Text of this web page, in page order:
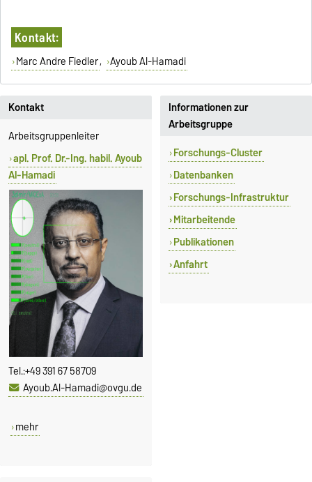
Kontakt:
Marc Andre Fiedler, Ayoub Al-Hamadi
Kontakt
Arbeitsgruppenleiter
apl. Prof. Dr.-Ing. habil. Ayoub
Al-Hamadi
Tel.:+49 391 67 58709
Ayoub.Al-Hamadi@ovgu.de
mehr
Informationen zur
Arbeitsgruppe
Forschungs-Cluster
Datenbanken
Forschungs-Infrastruktur
Mitarbeitende
Publikationen
Anfahrt